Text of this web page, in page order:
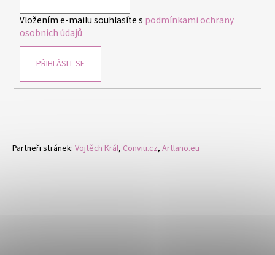
Vložením e-mailu souhlasíte s podmínkami ochrany
osobních údajů
PŘIHLÁSIT SE
Partneři stránek: Vojtěch Král, Conviu.cz, Artlano.eu